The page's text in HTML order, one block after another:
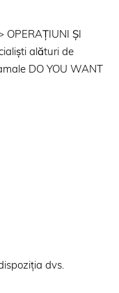
OPERAȚIUNI ȘI
alături de
DO YOU WANT
dvs.